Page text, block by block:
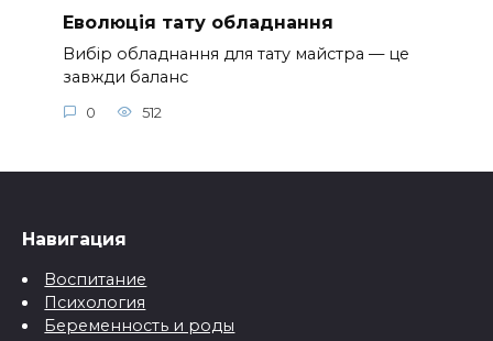
Еволюція тату обладнання
Вибір обладнання для тату майстра — це
завжди баланс
0 512
Навигация
Воспитание
Психология
Беременность и роды